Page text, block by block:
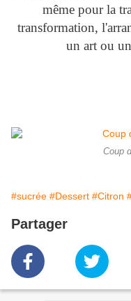
même pour la
transformation,
un art ou
Coup
#sucrée #Dessert #Citron
Partager